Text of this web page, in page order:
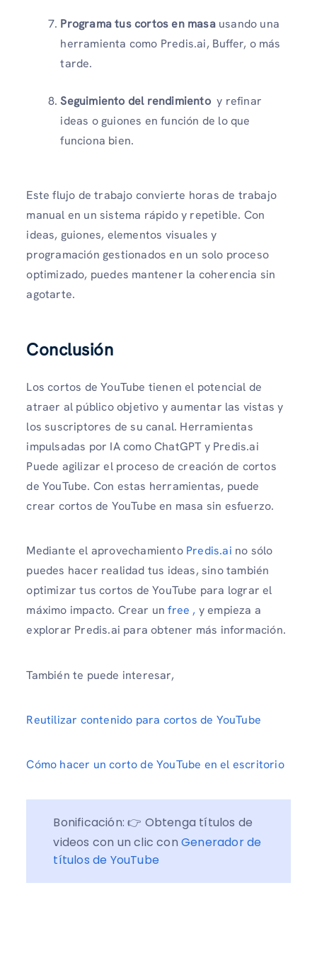
Programa tus cortos en masausando una
herramienta como Predis.ai, Buffer, o más
tarde.
Seguimiento del rendimiento y refinar
ideas o guiones en función de lo que
funciona bien.
Este flujo de trabajo convierte horas de trabajo
manual en un sistema rápido y repetible. Con
ideas, guiones, elementos visuales y
programación gestionados en un solo proceso
optimizado, puedes mantener la coherencia sin
agotarte.
Conclusión
Los cortos de YouTube tienen el potencial de
atraer al público objetivo y aumentar las vistas y
los suscriptores de su canal. Herramientas
impulsadas por IA como ChatGPT y Predis.ai
Puede agilizar el proceso de creación de cortos
de YouTube. Con estas herramientas, puede
crear cortos de YouTube en masa sin esfuerzo.
Mediante el aprovechamiento Predis.ai no sólo
puedes hacer realidad tus ideas, sino también
optimizar tus cortos de YouTube para lograr el
máximo impacto. Crear unfree , y empieza a
explorar Predis.ai para obtener más información.
También te puede interesar,
Reutilizar contenido para cortos de YouTube
Cómo hacer un corto de YouTube en el escritorio
Bonificación: 👉 Obtenga títulos de
videos con un clic con Generador de
títulos de YouTube